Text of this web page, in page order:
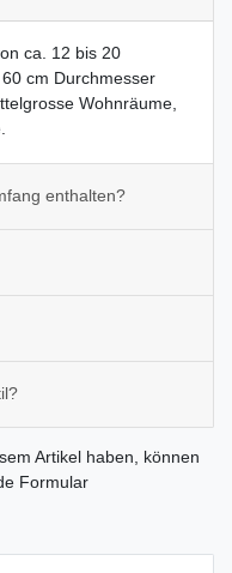
ca. 12 bis 20
cm Durchmesser
Wohnräume,
enthalten?
Artikel haben, können
Formular